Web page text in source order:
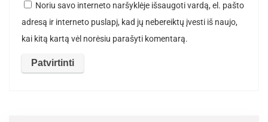
Noriu savo interneto naršyklėje išsaugoti vardą, el. pašto
adresą ir interneto puslapį, kad jų nebereiktų įvesti iš naujo,
kai kitą kartą vėl norėsiu parašyti komentarą.